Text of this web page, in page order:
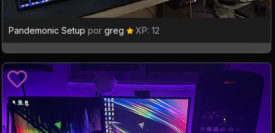
Pandemonic Setup por greg XP: 12